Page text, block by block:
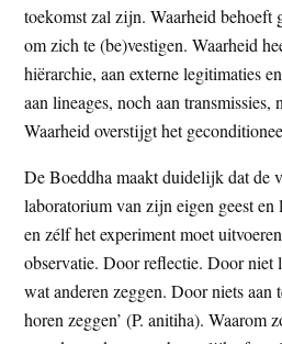
toekomst zal zijn. Waarheid behoeft
om zich te (be)vestigen. Waarheid
hiërarchie, aan externe legitimaties
aan lineages, noch aan transmissies,
Waarheid overstijgt het
De Boeddha maakt duidelijk dat de
laboratorium van zijn eigen geest en
en zélf het experiment moet
observatie. Door reflectie. Door niet
wat anderen zeggen. Door niets aan
horen zeggen’ (P. anitiha). Waarom